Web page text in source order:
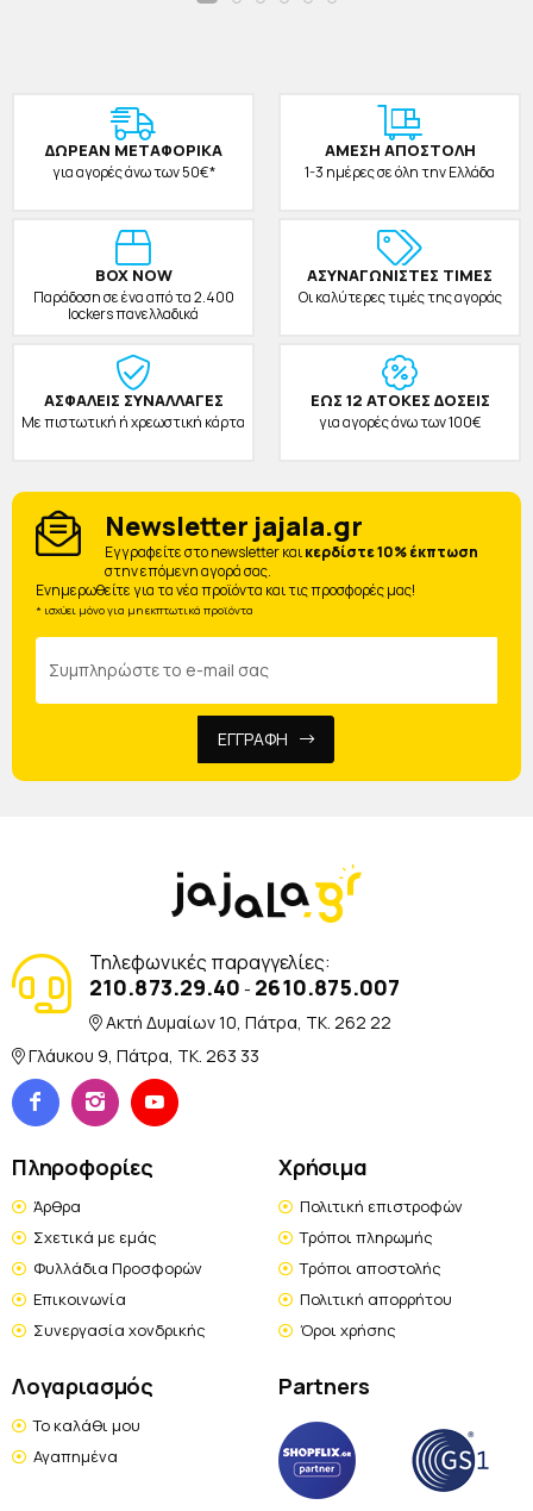
ΔΩΡΕAΝ ΜΕΤΑΦΟΡΙΚΑ
για αγορές άνω των 50€*
ΑΜΕΣΗ ΑΠΟΣΤΟΛΗ
1-3 ημέρες σε όλη την Ελλάδα
BOX NOW
Παράδοση σε ένα από τα 2.400
lockers πανελλαδικά
ΑΣΥΝΑΓΩΝΙΣΤΕΣ ΤΙΜΕΣ
Οι καλύτερες τιμές της αγοράς
ΑΣΦΑΛΕΙΣ ΣΥΝΑΛΛΑΓΕΣ
Με πιστωτική ή χρεωστική κάρτα
ΕΩΣ 12 ΑΤΟΚΕΣ ΔΟΣΕΙΣ
για αγορές άνω των 100€
Newsletter jajala.gr
Eγγραφείτε στο newsletter καικερδίστε 10% έκπτωση
στην επόμενη αγορά σας.
Ενημερωθείτε για τα νέα προϊόντα και τις προσφορές μας!
* ισχύει μόνο για μη εκπτωτικά προϊόντα
ΕΓΓΡΑΦΗ
Τηλεφωνικές παραγγελίες:
210.873.29.40 - 2610.875.007
Ακτή Δυμαίων 10, Πάτρα, TK. 262 22
Γλάυκου 9, Πάτρα, TK. 263 33
Πληροφορίες
Άρθρα
Σχετικά με εμάς
Φυλλάδια Προσφορών
Επικοινωνία
Συνεργασία χονδρικής
Χρήσιμα
Πολιτική επιστροφών
Τρόποι πληρωμής
Τρόποι αποστολής
Πολιτική απορρήτου
Όροι χρήσης
Λογαριασμός
Το καλάθι μου
Αγαπημένα
Partners